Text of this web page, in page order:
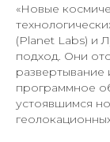
«Новые
(Planet Labs) и
подход. Они
программное
устоявшимся